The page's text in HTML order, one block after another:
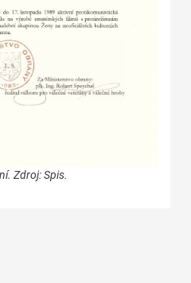
Zdroj: Spis.